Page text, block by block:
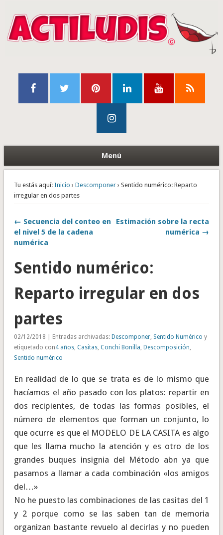
Menú
Tu estás aquí: Inicio › Descomponer› Sentido numérico: Reparto
irregular en dos partes
← Secuencia del conteo en
el nivel 5 de la cadena
numérica
Estimación sobre la recta
numérica →
Sentido numérico:
Reparto irregular en dos
partes
02/12/2018 | Entradas archivadas: Descomponer, Sentido Numérico y
etiquetado con4 años, Casitas, Conchi Bonilla, Descomposición,
Sentido numérico
En realidad de lo que se trata es de lo mismo que
hacíamos el año pasado con los platos: repartir en
dos recipientes, de todas las formas posibles, el
número de elementos que forman un conjunto, lo
que ocurre es que el MODELO DE LA CASITA es algo
que les llama mucho la atención y es otro de los
grandes buques insignia del Método abn ya que
pasamos a llamar a cada combinación «los amigos
del…»
No he puesto las combinaciones de las casitas del 1
y 2 porque como se las saben tan de memoria
organizan bastante revuelo al decirlas y no pueden